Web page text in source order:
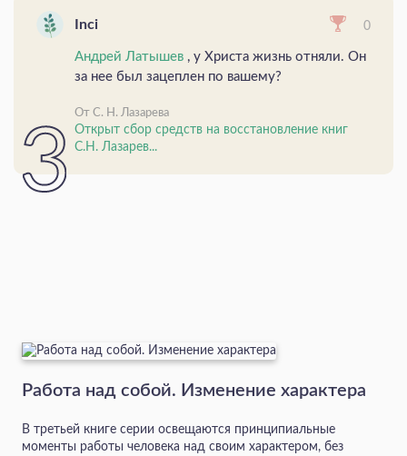
Inci 0
Андрей Латышев , у Христа жизнь отняли. Он
за нее был зацеплен по вашему?
От С. Н. Лазарева
Открыт сбор средств на восстановление книг
С.Н. Лазарев...
Работа над собой. Изменение характера
В третьей книге серии освещаются принципиальные
моменты работы человека над своим характером, без